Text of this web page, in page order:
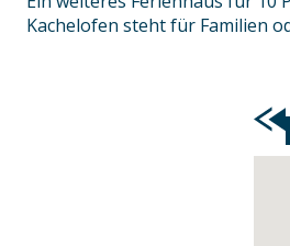
Kachelofen steht für Familien